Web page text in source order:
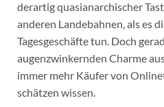
derartig quasianarchischer
anderen Landebahnen, als es
Tagesgeschäfte tun. Doch
augenzwinkernden Charme
immer mehr Käufer von
schätzen wissen.